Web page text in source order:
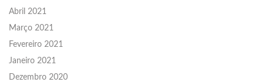
Abril 2021
Março 2021
Fevereiro 2021
Janeiro 2021
Dezembro 2020